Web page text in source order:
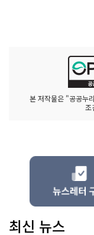
본 저작물은 "공공누
조
최신 뉴스